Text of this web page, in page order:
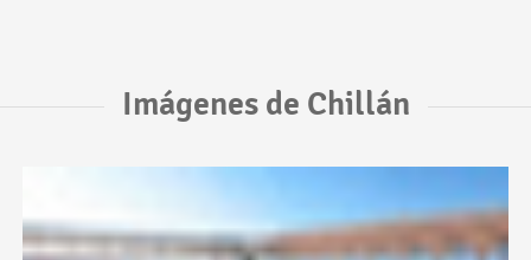
Imágenes de Chillán